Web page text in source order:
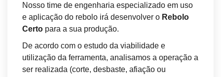
Nosso time de engenharia especializado em uso
e aplicação do rebolo irá desenvolver o Rebolo
Certo para a sua produção.
De acordo com o estudo da viabilidade e
utilização da ferramenta, analisamos a operação a
ser realizada (corte, desbaste, afiação ou